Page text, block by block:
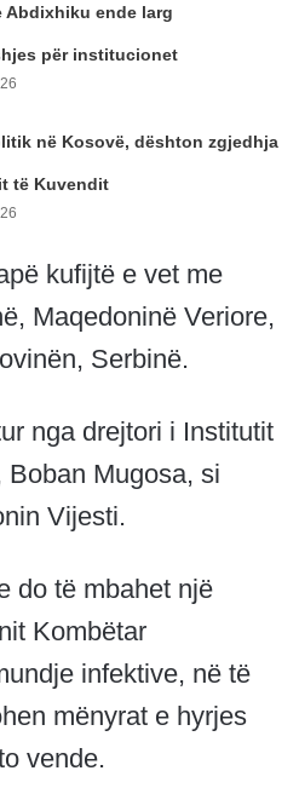
Abdixhiku ende larg
për institucionet
në Kosovë, dështon zgjedhja
të Kuvendit
kufijtë e vet me
Maqedoninë Veriore,
Serbinë.
nga drejtori i Institutit
Mugosa, si
Vijesti.
do të mbahet një
Kombëtar
infektive, në të
mënyrat e hyrjes
vende.